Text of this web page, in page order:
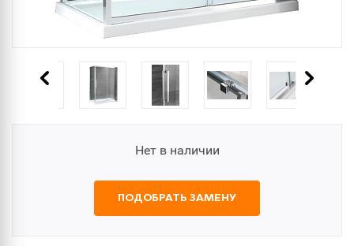
Нет в наличии
ПОДОБРАТЬ ЗАМЕНУ